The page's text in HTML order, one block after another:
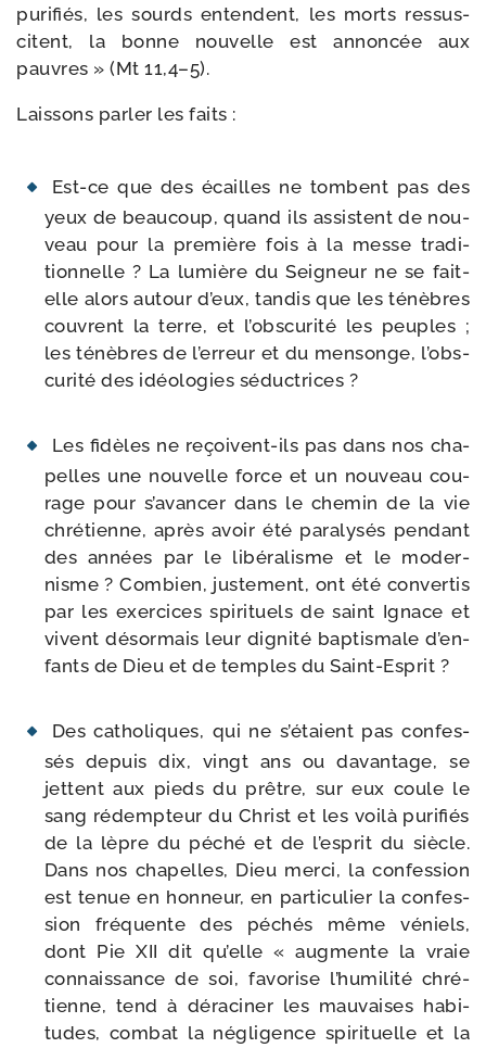
puri­fiés, les sourds entendent, les morts res­sus­
citent, la bonne nou­velle est annon­cée aux
pauvres » (Mt 11,4–5).
Laissons par­ler les faits :
Est-​ce que des écailles ne tombent pas des
yeux de beau­coup, quand ils assistent de nou­
veau pour la pre­mière fois à la messe tra­di­
tion­nelle ? La lumière du Seigneur ne se fait-​
elle alors autour d’eux, tan­dis que les ténèbres
couvrent la terre, et l’obs­cu­ri­té les peuples ;
les ténèbres de l’er­reur et du men­songe, l’obs­
cu­ri­té des idéo­lo­gies séduc­trices ?
Les fidèles ne reçoivent-​ils pas dans nos cha­
pelles une nou­velle force et un nou­veau cou­
rage pour s’a­van­cer dans le che­min de la vie
chré­tienne, après avoir été para­ly­sés pen­dant
des années par le libé­ra­lisme et le moder­
nisme ? Combien, jus­te­ment, ont été conver­tis
par les exer­cices spi­ri­tuels de saint Ignace et
vivent désor­mais leur digni­té bap­tis­male d’en­
fants de Dieu et de temples du Saint-​Esprit ?
Des catho­liques, qui ne s’é­taient pas confes­
sés depuis dix, vingt ans ou davan­tage, se
jettent aux pieds du prêtre, sur eux coule le
sang rédemp­teur du Christ et les voi­là puri­fiés
de la lèpre du péché et de l’es­prit du siècle.
Dans nos cha­pelles, Dieu mer­ci, la confes­sion
est tenue en hon­neur, en par­ti­cu­lier la confes­
sion fré­quente des péchés même véniels,
dont Pie XII dit qu’elle « aug­mente la vraie
connais­sance de soi, favo­rise l’hu­mi­li­té chré­
tienne, tend à déra­ci­ner les mau­vaises habi­
tudes, com­bat la négli­gence spi­ri­tuelle et la